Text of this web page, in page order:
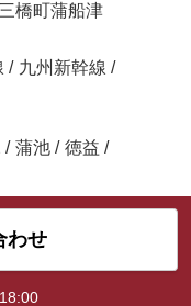
三橋町蒲船津
/ 九州新幹線 /
/ 蒲池 / 徳益 /
わせ